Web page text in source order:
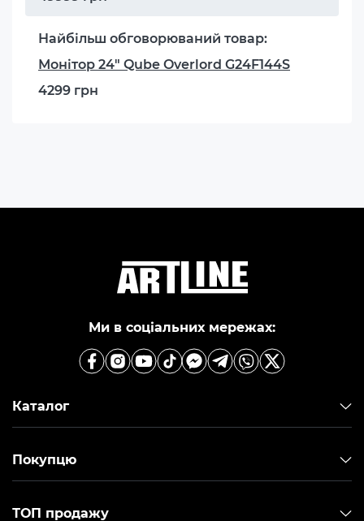
Найбільш обговорюваний товар:
Монітор 24" Qube Overlord G24F144S
4299 грн
Ми в соціальних мережах:
Каталог
Покупцю
ТОП продажу